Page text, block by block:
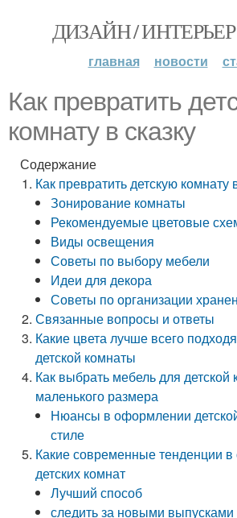
ДИЗАЙН /
главная новости
Как превратить
комнату в сказку
Содержание
Как превратить детскую комнату
Зонирование комнаты
Рекомендуемые цветовые
Виды освещения
Советы по выбору мебели
Идеи для декора
Советы по организации
Связанные вопросы и ответы
Какие цвета лучше всего
детской комнаты
Как выбрать мебель для детской
маленького размера
Нюансы в оформлении
стиле
Какие современные тенденции
детских комнат
Лучший способ
следить за новыми выпусками